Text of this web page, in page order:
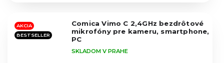
hviezdičiek.
AKCIA
BESTSELLER
Comica Vimo C 2,4GHz bezdrôtové
mikrofóny pre kameru, smartphone,
PC
SKLADOM V PRAHE